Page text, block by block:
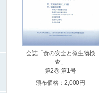
会誌「食の安全と微生物検
査」
第2巻 第1号
頒布価格：2,000円